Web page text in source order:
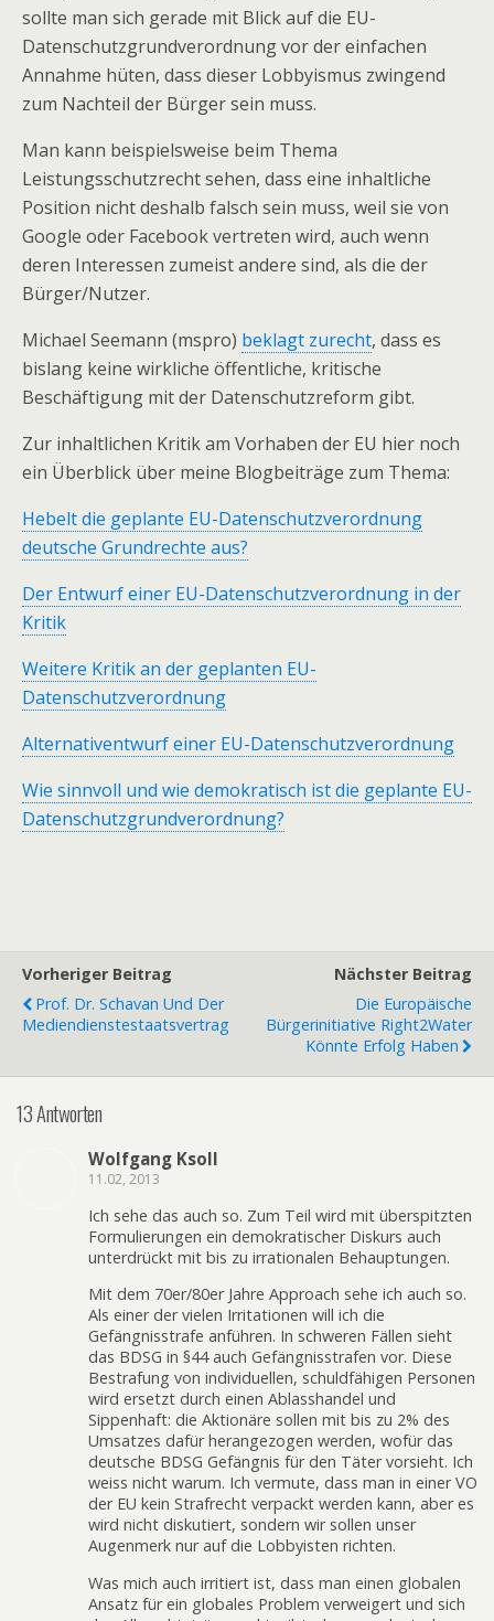
sollte man sich gerade mit Blick auf die EU-
Datenschutzgrundverordnung vor der einfachen
Annahme hüten, dass dieser Lobbyismus zwingend
zum Nachteil der Bürger sein muss.
Man kann beispielsweise beim Thema
Leistungsschutzrecht sehen, dass eine inhaltliche
Position nicht deshalb falsch sein muss, weil sie von
Google oder Facebook vertreten wird, auch wenn
deren Interessen zumeist andere sind, als die der
Bürger/Nutzer.
Michael Seemann (mspro) beklagt zurecht, dass es
bislang keine wirkliche öffentliche, kritische
Beschäftigung mit der Datenschutzreform gibt.
Zur inhaltlichen Kritik am Vorhaben der EU hier noch
ein Überblick über meine Blogbeiträge zum Thema:
Hebelt die geplante EU-Datenschutzverordnung
deutsche Grundrechte aus?
Der Entwurf einer EU-Datenschutzverordnung in der
Kritik
Weitere Kritik an der geplanten EU-
Datenschutzverordnung
Alternativentwurf einer EU-Datenschutzverordnung
Wie sinnvoll und wie demokratisch ist die geplante EU-
Datenschutzgrundverordnung?
Vorheriger Beitrag
Prof. Dr. Schavan Und Der
Mediendienstestaatsvertrag
Nächster Beitrag
Die Europäische
Bürgerinitiative Right2Water
Könnte Erfolg Haben
13 Antworten
Wolfgang Ksoll
11.02, 2013
Ich sehe das auch so. Zum Teil wird mit überspitzten
Formulierungen ein demokratischer Diskurs auch
unterdrückt mit bis zu irrationalen Behauptungen.
Mit dem 70er/80er Jahre Approach sehe ich auch so.
Als einer der vielen Irritationen will ich die
Gefängnisstrafe anführen. In schweren Fällen sieht
das BDSG in §44 auch Gefängnisstrafen vor. Diese
Bestrafung von individuellen, schuldfähigen Personen
wird ersetzt durch einen Ablasshandel und
Sippenhaft: die Aktionäre sollen mit bis zu 2% des
Umsatzes dafür herangezogen werden, wofür das
deutsche BDSG Gefängnis für den Täter vorsieht. Ich
weiss nicht warum. Ich vermute, dass man in einer VO
der EU kein Strafrecht verpackt werden kann, aber es
wird nicht diskutiert, sondern wir sollen unser
Augenmerk nur auf die Lobbyisten richten.
Was mich auch irritiert ist, dass man einen globalen
Ansatz für ein globales Problem verweigert und sich